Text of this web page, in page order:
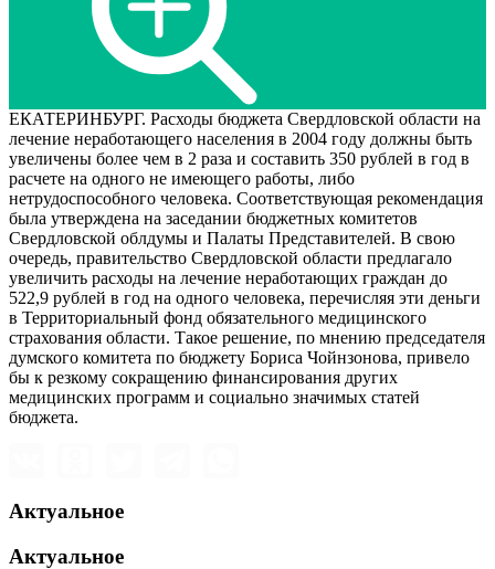
ЕКАТЕРИНБУРГ. Расходы бюджета Свердловской области на
лечение неработающего населения в 2004 году должны быть
увеличены более чем в 2 раза и составить 350 рублей в год в
расчете на одного не имеющего работы, либо
нетрудоспособного человека. Соответствующая рекомендация
была утверждена на заседании бюджетных комитетов
Свердловской облдумы и Палаты Представителей. В свою
очередь, правительство Свердловской области предлагало
увеличить расходы на лечение неработающих граждан до
522,9 рублей в год на одного человека, перечисляя эти деньги
в Территориальный фонд обязательного медицинского
страхования области. Такое решение, по мнению председателя
думского комитета по бюджету Бориса Чойнзонова, привело
бы к резкому сокращению финансирования других
медицинских программ и социально значимых статей
бюджета.
Актуальное
Актуальное